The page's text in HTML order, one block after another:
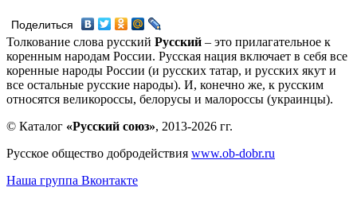
Поделиться
Толкование слова русский Русский – это прилагательное к
коренным народам России. Русская нация включает в себя все
коренные народы России (и русских татар, и русских якут и
все остальные русские народы). И, конечно же, к русским
относятся великороссы, белорусы и малороссы (украинцы).
© Каталог «Русский союз», 2013-2026 гг.
Русское общество добродействия www.ob-dobr.ru
Наша группа Вконтакте